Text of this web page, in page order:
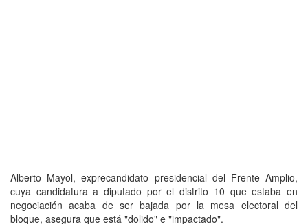
Alberto Mayol, exprecandidato presidencial del Frente Amplio,
cuya candidatura a diputado por el distrito 10 que estaba en
negociación acaba de ser bajada por la mesa electoral del
bloque, asegura que está "dolido" e "impactado".